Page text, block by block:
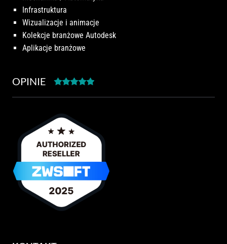
Infrastruktura
Wizualizacje i animacje
Kolekcje branżowe Autodesk
Aplikacje branżowe
OPINIE